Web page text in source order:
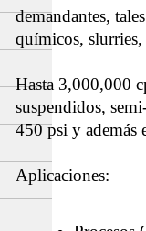
demandantes,
químicos,
Hasta 3,000,000
suspendidos,
450 psi y además
Aplicaciones: